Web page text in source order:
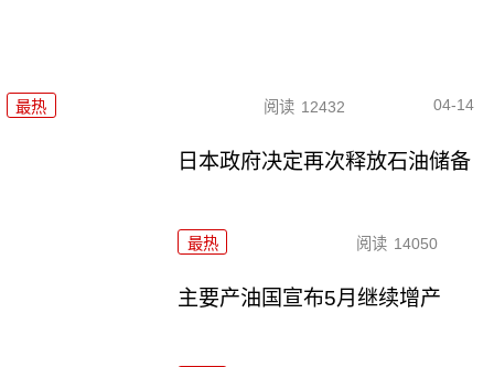
最热 阅读 12432 04-14
日本政府决定再次释放石油储备
最热 阅读 14050
主要产油国宣布5月继续增产